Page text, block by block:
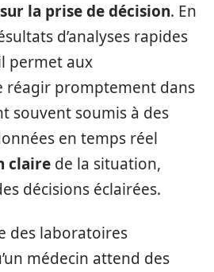
la prise de décision. En
d’analyses rapides
permet aux
réagir promptement dans
souvent soumis à des
en temps réel
claire de la situation,
décisions éclairées.
des laboratoires
médecin attend des